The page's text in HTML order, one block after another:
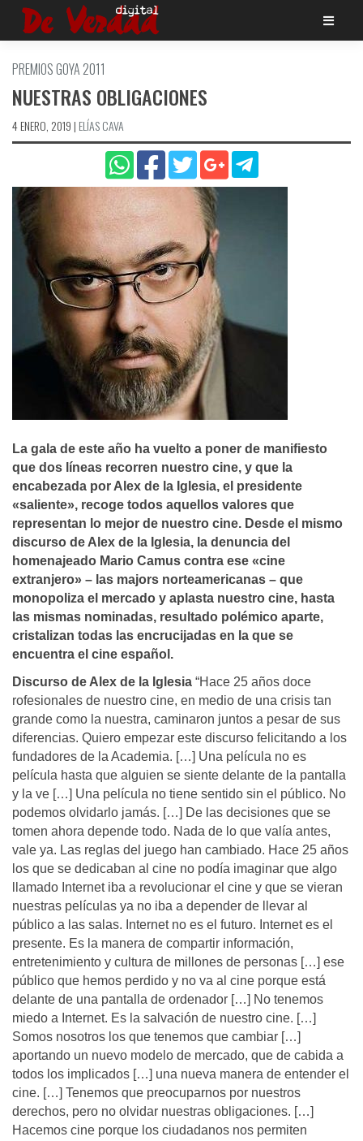
Saltar
PREMIOS GOYA 2011
NUESTRAS OBLIGACIONES
4 ENERO, 2019 | ELÍ­AS CAVA
La gala de este año ha vuelto a poner de manifiesto
que dos lí­neas recorren nuestro cine, y que la
encabezada por Alex de la Iglesia, el presidente
«saliente», recoge todos aquellos valores que
representan lo mejor de nuestro cine. Desde el mismo
discurso de Alex de la Iglesia, la denuncia del
homenajeado Mario Camus contra ese «cine
extranjero» – las majors norteamericanas – que
monopoliza el mercado y aplasta nuestro cine, hasta
las mismas nominadas, resultado polémico aparte,
cristalizan todas las encrucijadas en la que se
encuentra el cine español.
Discurso de Alex de la Iglesia “Hace 25 años doce
rofesionales de nuestro cine, en medio de una crisis tan
grande como la nuestra, caminaron juntos a pesar de sus
diferencias. Quiero empezar este discurso felicitando a los
fundadores de la Academia. […] Una película no es
película hasta que alguien se siente delante de la pantalla
y la ve […] Una película no tiene sentido sin el público. No
podemos olvidarlo jamás. […] De las decisiones que se
tomen ahora depende todo. Nada de lo que valía antes,
vale ya. Las reglas del juego han cambiado. Hace 25 años
los que se dedicaban al cine no podía imaginar que algo
llamado Internet iba a revolucionar el cine y que se vieran
nuestras películas ya no iba a depender de llevar al
público a las salas. Internet no es el futuro. Internet es el
presente. Es la manera de compartir información,
entretenimiento y cultura de millones de personas […] ese
público que hemos perdido y no va al cine porque está
delante de una pantalla de ordenador […] No tenemos
miedo a Internet. Es la salvación de nuestro cine. […]
Somos nosotros los que tenemos que cambiar […]
aportando un nuevo modelo de mercado, que de cabida a
todos los implicados […] una nueva manera de entender el
cine. […] Tenemos que preocuparnos por nuestros
derechos, pero no olvidar nuestras obligaciones. […]
Hacemos cine porque los ciudadanos nos permiten